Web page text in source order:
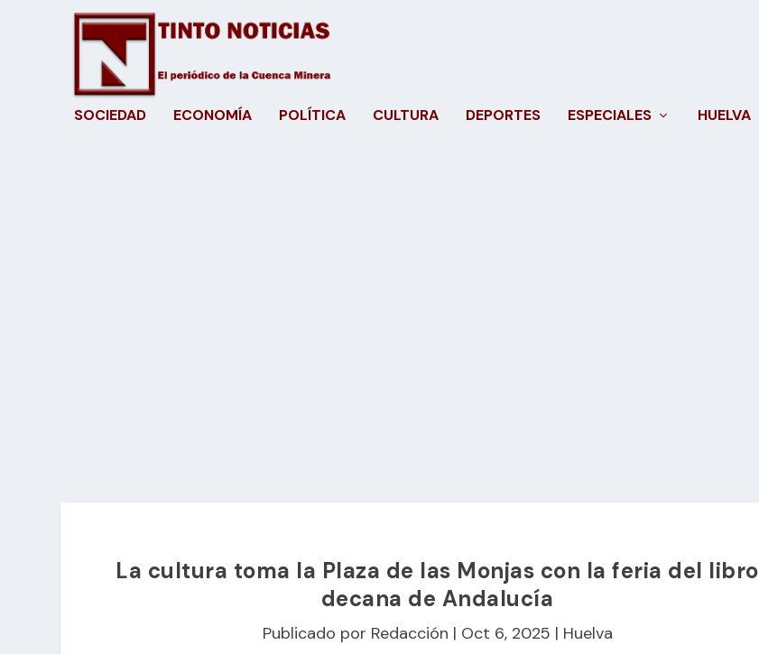
SOCIEDAD ECONOMÍA POLÍTICA CULTURA DEPORTES ESPECIALES HUELVA
La cultura toma la Plaza de las Monjas con la feria del libro
decana de Andalucía
Publicado por Redacción | Oct 6, 2025 | Huelva